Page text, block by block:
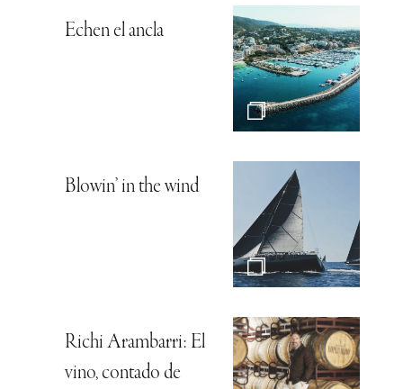
Echen el ancla
Blowin’ in the wind
Richi Arambarri: El
vino, contado de